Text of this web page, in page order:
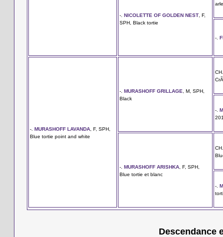
-. NICOLETTE OF GOLDEN NEST , F,
SPH, Black tortie
-.
-. MURASHOFF LAVANDA , F, SPH,
Blue tortie point and white
-. MURASHOFF GRILLAGE , M, SPH,
Black
-.
-. MURASHOFF ARISHKA , F, SPH,
Blue tortie et blanc
-.
Descendance